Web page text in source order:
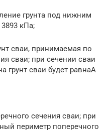
грунта под нижним
кПа;
сваи, принимаемая по
сваи; при сечении сваи
грунт сваи будет равнаА
сечения сваи; при
периметр поперечного